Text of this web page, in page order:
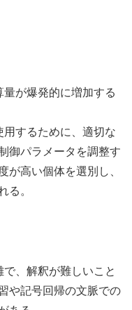
が爆発的に増加する
するために、適切な
御パラメータを調整す
が高い個体を選別し、
る。
、解釈が難しいこと
や記号回帰の文脈での